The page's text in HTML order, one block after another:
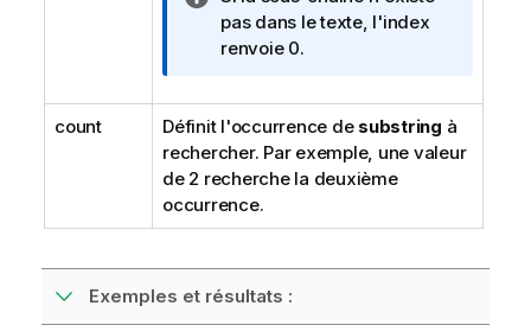
o
t
I
n
f
o
r
m
i
pas dans le texte, l'index
renvoie 0.
count Définit l'occurrence de substring à
rechercher. Par exemple, une valeur
de 2 recherche la deuxième
occurrence.
Exemples et résultats :